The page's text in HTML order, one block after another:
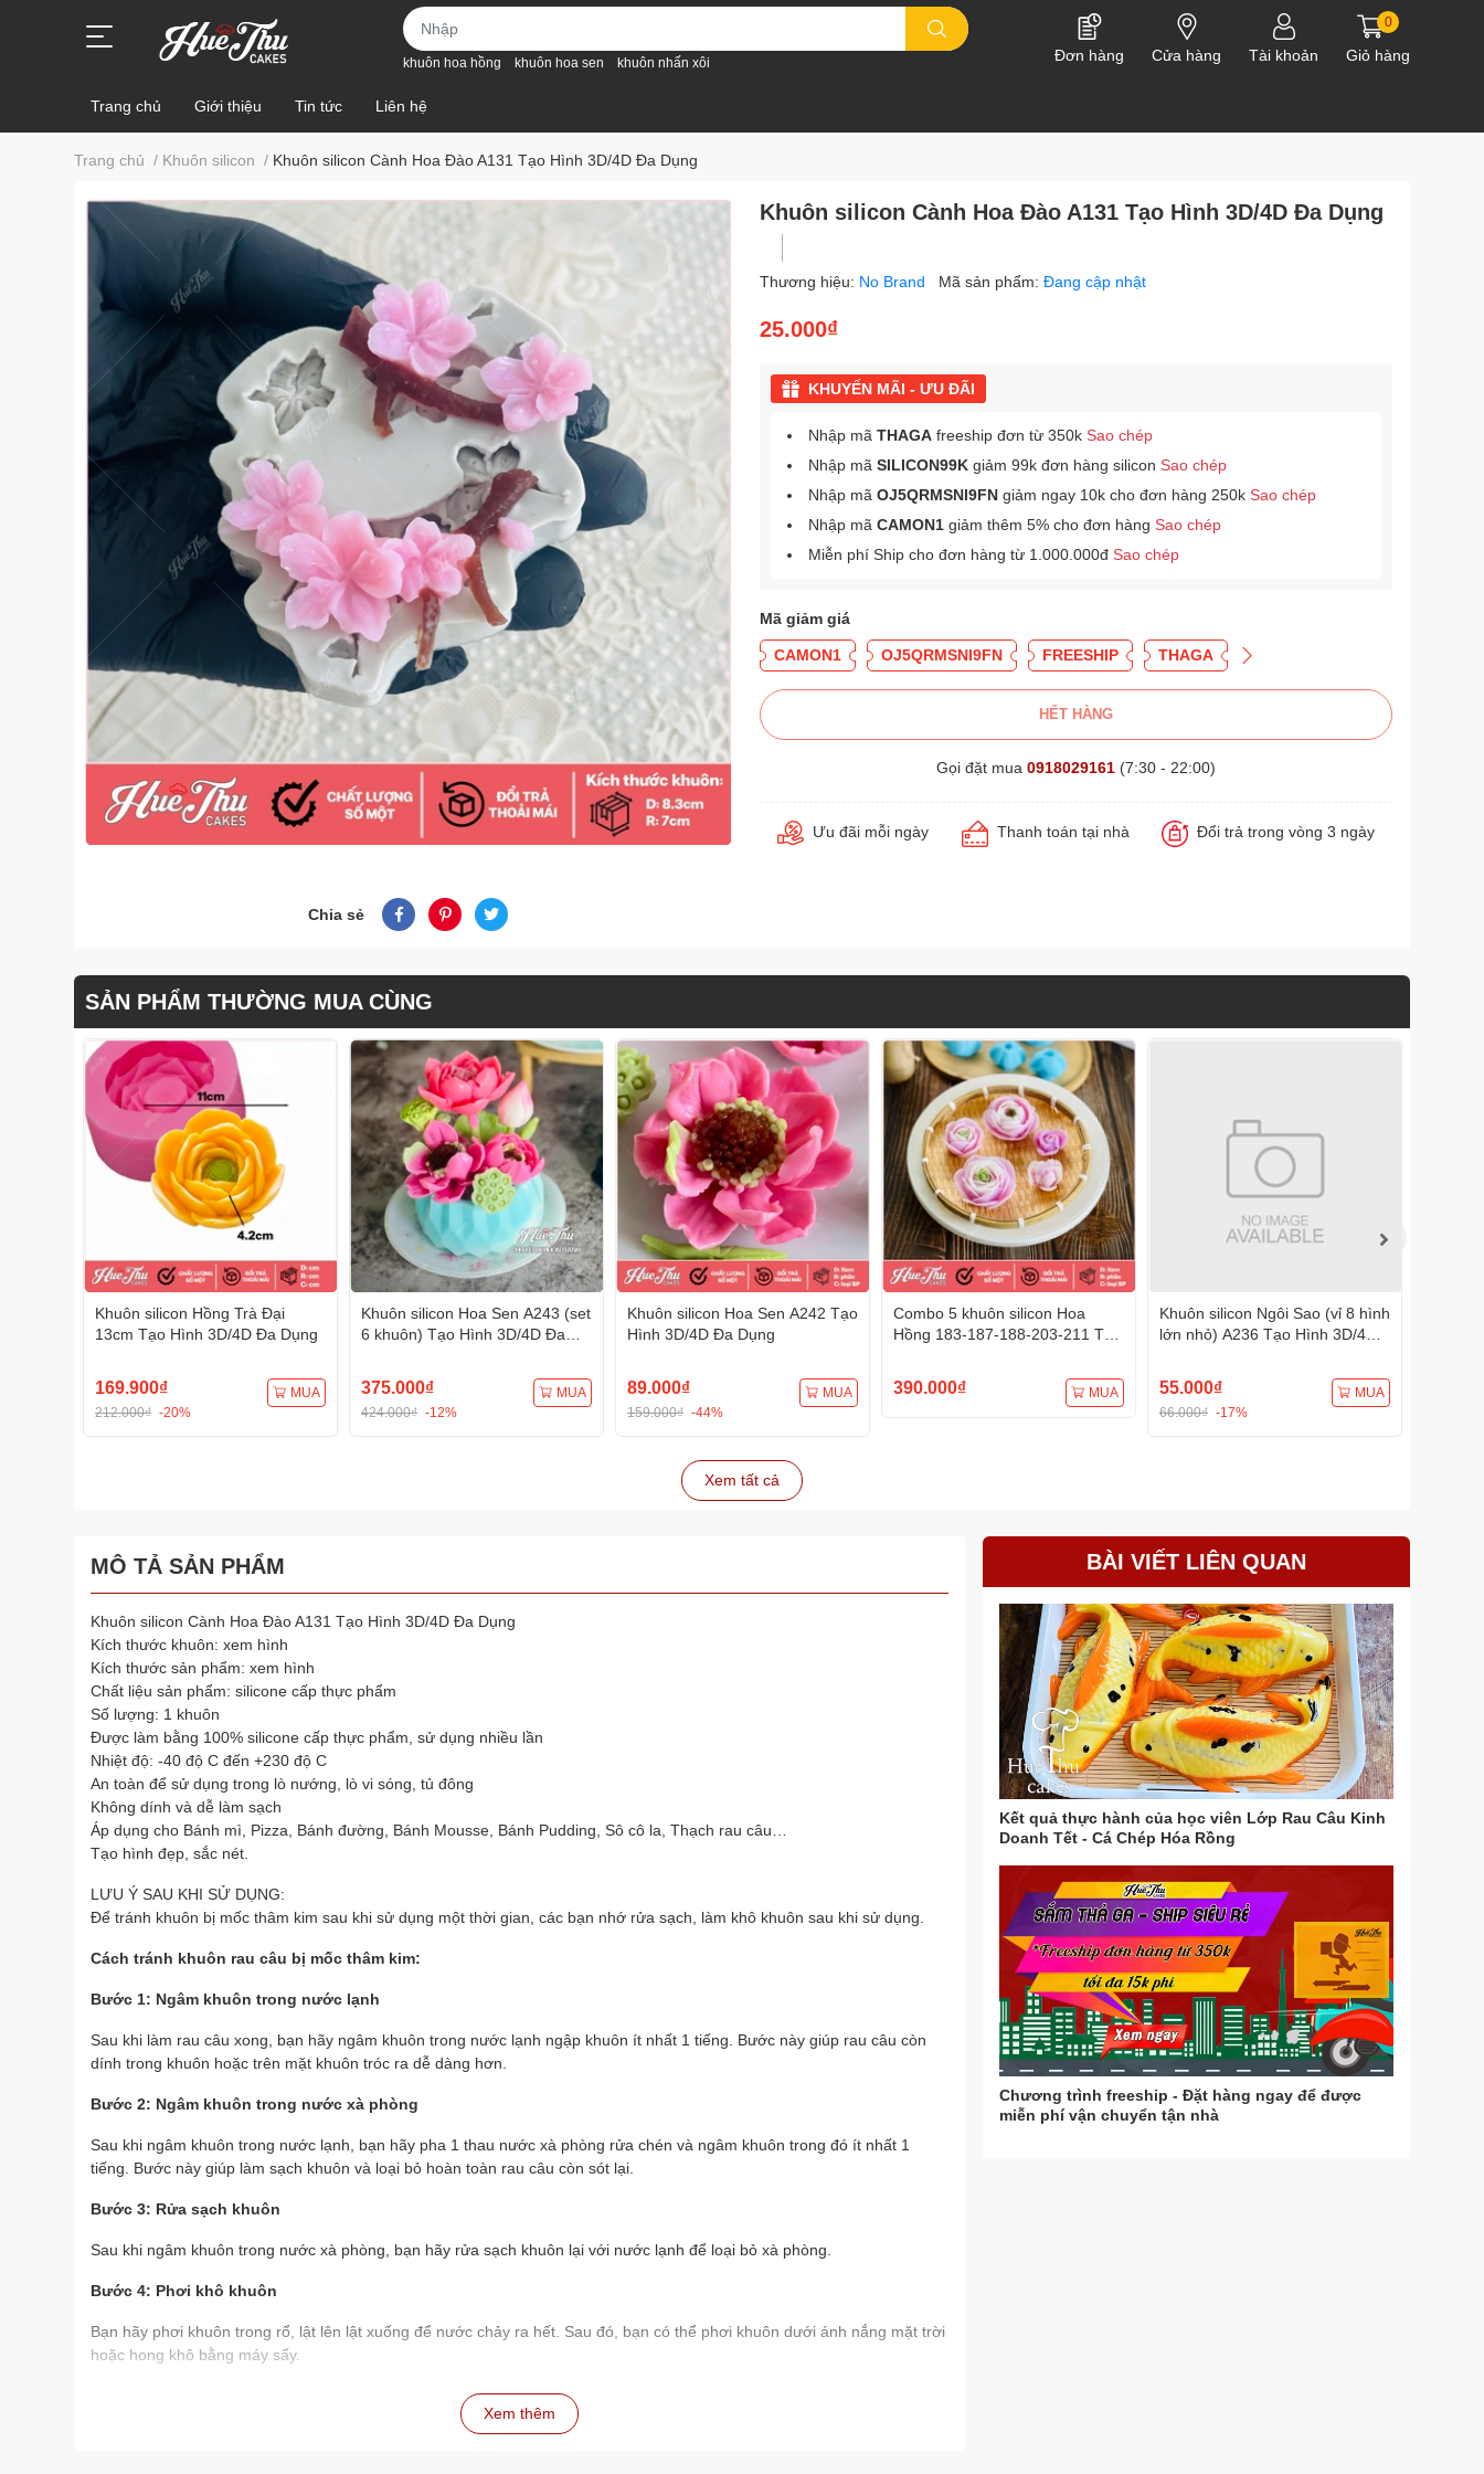
khuôn hoa hồng khuôn hoa sen khuôn nhấn xôi Đơn hàng Cửa hàng Tài khoản
0
Giỏ hàng
Trang chủ Giới thiệu Tin tức Liên hệ
Trang chủ / Khuôn silicon / Khuôn silicon Cành Hoa Đào A131 Tạo Hình 3D/4D Đa Dụng
Chia sẻ
Khuôn silicon Cành Hoa Đào A131 Tạo Hình 3D/4D Đa Dụng
Thương hiệu: No Brand Mã sản phẩm: Đang cập nhật
25.000₫
KHUYẾN MÃI - ƯU ĐÃI
Nhập mã THAGA freeship đơn từ 350k Sao chép
Nhập mã SILICON99K giảm 99k đơn hàng silicon Sao chép
Nhập mã OJ5QRMSNI9FN giảm ngay 10k cho đơn hàng 250k Sao chép
Nhập mã CAMON1 giảm thêm 5% cho đơn hàng Sao chép
Miễn phí Ship cho đơn hàng từ 1.000.000đ Sao chép
Mã giảm giá
CAMON1 OJ5QRMSNI9FN FREESHIP THAGA
HẾT HÀNG
Gọi đặt mua 0918029161 (7:30 - 22:00)
Ưu đãi mỗi ngày Thanh toán tại nhà Đổi trả trong vòng 3 ngày
SẢN PHẨM THƯỜNG MUA CÙNG
Khuôn silicon Hồng Trà Đại
13cm Tạo Hình 3D/4D Đa Dụng
169.900₫
212.000₫ -20%
MUA
Khuôn silicon Hoa Sen A243 (set
6 khuôn) Tạo Hình 3D/4D Đa
375.000₫
424.000₫ -12%
MUA
Khuôn silicon Hoa Sen A242 Tạo
Hình 3D/4D Đa Dụng
89.000₫
159.000₫ -44%
MUA
Combo 5 khuôn silicon Hoa
Hồng 183-187-188-203-211 Tạo
390.000₫ MUA
Khuôn silicon Ngôi Sao (vỉ 8 hình
lớn nhỏ) A236 Tạo Hình 3D/4D
55.000₫
66.000₫ -17%
MUA
Xem tất cả
MÔ TẢ SẢN PHẨM
Khuôn silicon Cành Hoa Đào A131 Tạo Hình 3D/4D Đa Dụng
Kích thước khuôn: xem hình
Kích thước sản phẩm: xem hình
Chất liệu sản phẩm: silicone cấp thực phẩm
Số lượng: 1 khuôn
Được làm bằng 100% silicone cấp thực phẩm, sử dụng nhiều lần
Nhiệt độ: -40 độ C đến +230 độ C
An toàn để sử dụng trong lò nướng, lò vi sóng, tủ đông
Không dính và dễ làm sạch
Áp dụng cho Bánh mì, Pizza, Bánh đường, Bánh Mousse, Bánh Pudding, Sô cô la, Thạch rau câu…
Tạo hình đẹp, sắc nét.
LƯU Ý SAU KHI SỬ DỤNG:
Để tránh khuôn bị mốc thâm kim sau khi sử dụng một thời gian, các bạn nhớ rửa sạch, làm khô khuôn sau khi sử dụng.
Cách tránh khuôn rau câu bị mốc thâm kim:
Bước 1: Ngâm khuôn trong nước lạnh
Sau khi làm rau câu xong, bạn hãy ngâm khuôn trong nước lạnh ngập khuôn ít nhất 1 tiếng. Bước này giúp rau câu còn
dính trong khuôn hoặc trên mặt khuôn tróc ra dễ dàng hơn.
Bước 2: Ngâm khuôn trong nước xà phòng
Sau khi ngâm khuôn trong nước lạnh, bạn hãy pha 1 thau nước xà phòng rửa chén và ngâm khuôn trong đó ít nhất 1
tiếng. Bước này giúp làm sạch khuôn và loại bỏ hoàn toàn rau câu còn sót lại.
Bước 3: Rửa sạch khuôn
Sau khi ngâm khuôn trong nước xà phòng, bạn hãy rửa sạch khuôn lại với nước lạnh để loại bỏ xà phòng.
Bước 4: Phơi khô khuôn
Bạn hãy phơi khuôn trong rổ, lật lên lật xuống để nước chảy ra hết. Sau đó, bạn có thể phơi khuôn dưới ánh nắng mặt trời
hoặc hong khô bằng máy sấy.
Bạn nên ngâm khuôn trong nước lạnh và nước xà phòng ít nhất 1 tiếng để rau câu tróc ra dễ dàng và khuôn được
Xem thêm
BÀI VIẾT LIÊN QUAN
Kết quả thực hành của học viên Lớp Rau Câu Kinh
Doanh Tết - Cá Chép Hóa Rồng
Chương trình freeship - Đặt hàng ngay để được
miễn phí vận chuyển tận nhà